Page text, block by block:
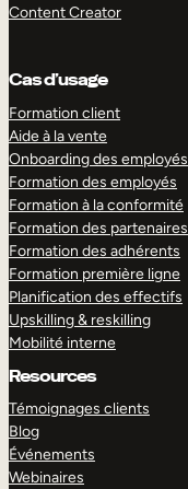
Content Creator
Cas d’usage
Formation client
Aide à la vente
Onboarding des employés
Formation des employés
Formation à la conformité
Formation des partenaires
Formation des adhérents
Formation première ligne
Planification des effectifs
Upskilling & reskilling
Mobilité interne
Resources
Témoignages clients
Blog
Événements
Webinaires